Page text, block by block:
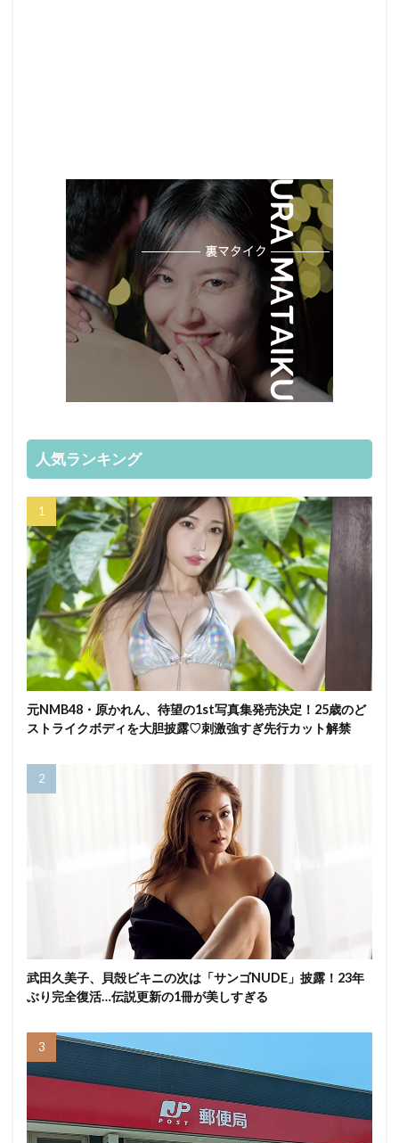
人気ランキング
元NMB48・原かれん、待望の1st写真集発売決定！25歳のど
ストライクボディを大胆披露♡刺激強すぎ先行カット解禁
武田久美子、貝殻ビキニの次は「サンゴNUDE」披露！23年
ぶり完全復活…伝説更新の1冊が美しすぎる